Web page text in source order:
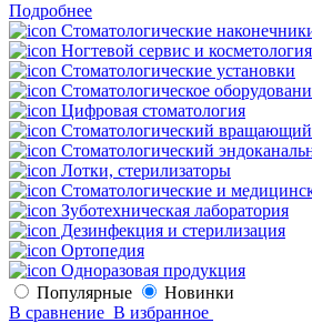
Подробнее
Стоматологические
Ногтевой сервис и косметология
Стоматологические установки
Стоматологическое
Цифровая стоматология
Стоматологический
Стоматологический
Лотки, стерилизаторы
Стоматологические и
Зуботехническая лаборатория
Дезинфекция и стерилизация
Ортопедия
Одноразовая продукция
Популярные
Новинки
В сравнение В избранное